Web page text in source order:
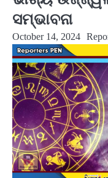
ସମ୍ଭାବନା
October 14, 2024